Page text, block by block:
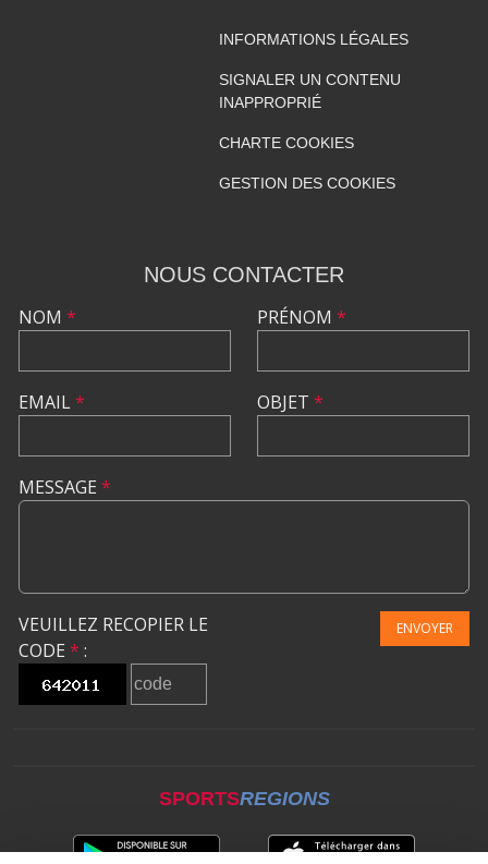
INFORMATIONS LÉGALES
SIGNALER UN CONTENU
INAPPROPRIÉ
CHARTE COOKIES
GESTION DES COOKIES
NOUS CONTACTER
NOM *
EMAIL*
PRÉNOM *
OBJET *
MESSAGE *
VEUILLEZ RECOPIER LE
CODE * :
ENVOYER
SPORTSREGIONS